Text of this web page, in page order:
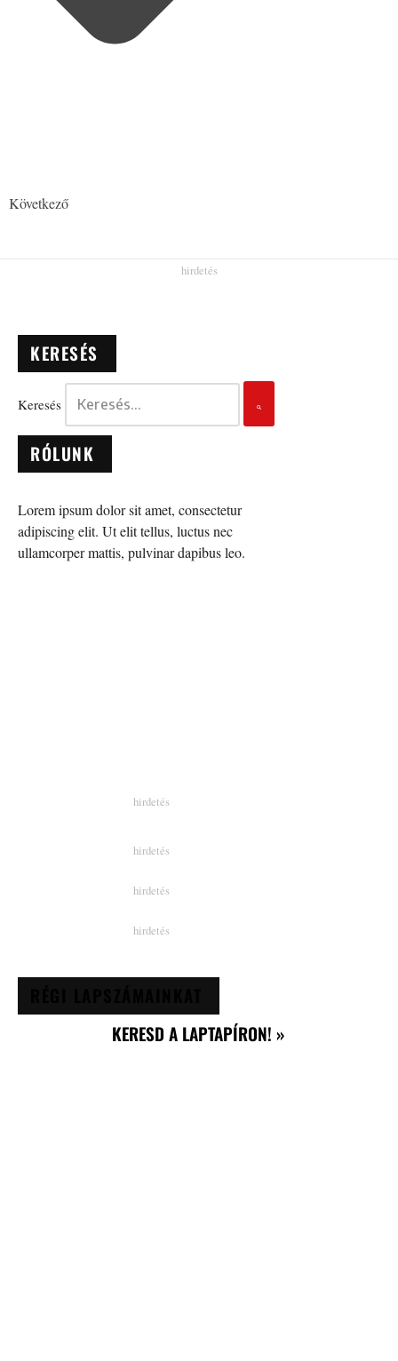
Következő
KERESÉS
Keresés
RÓLUNK
Lorem ipsum dolor sit amet, consectetur
adipiscing elit. Ut elit tellus, luctus nec
ullamcorper mattis, pulvinar dapibus leo.
KERESD A LAPTAPÍRON! »